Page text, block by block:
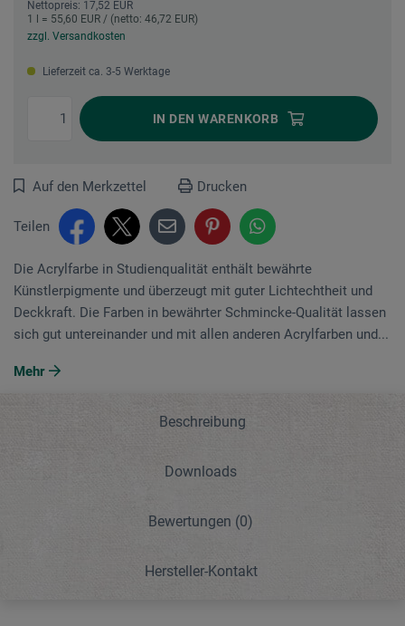
Nettopreis: 17,52 EUR
1 l = 55,60 EUR / (netto: 46,72 EUR)
zzgl. Versandkosten
Lieferzeit ca. 3-5 Werktage
IN DEN WARENKORB
Auf den Merkzettel Drucken
Teilen
Die Acrylfarbe in Studienqualität enthält bewährte
Künstlerpigmente und überzeugt mit guter Lichtechtheit und
Deckkraft. Die Farben in bewährter Schmincke-Qualität lassen
sich gut untereinander und mit allen anderen Acrylfarben und...
Mehr
Beschreibung
Downloads
Bewertungen (0)
Hersteller-Kontakt